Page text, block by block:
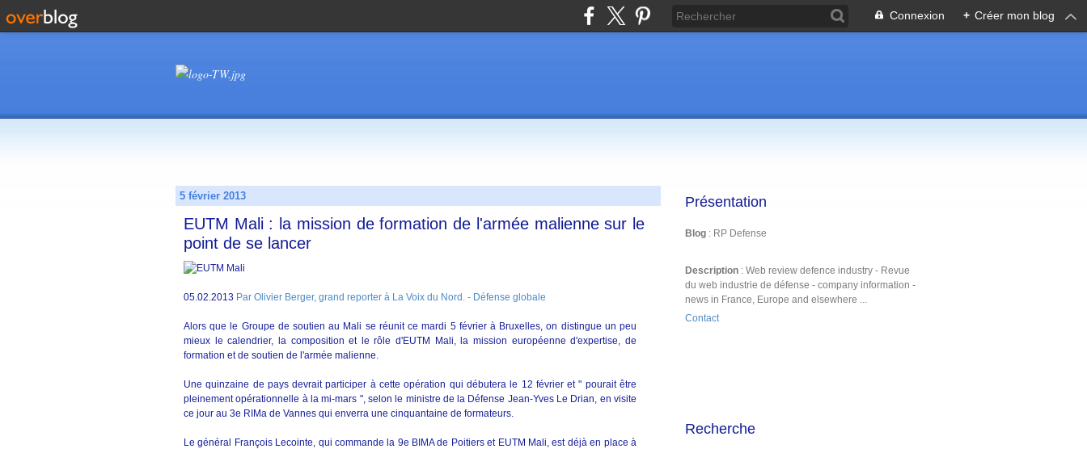
Connexion + Créer mon blog
5 février 2013
EUTM Mali : la mission de formation de l'armée malienne sur le
point de se lancer
05.02.2013 Par Olivier Berger, grand reporter à La Voix du Nord. - Défense globale
Alors que le Groupe de soutien au Mali se réunit ce mardi 5 février à Bruxelles, on distingue un peu
mieux le calendrier, la composition et le rôle d'EUTM Mali, la mission européenne d'expertise, de
formation et de soutien de l'armée malienne.
Une quinzaine de pays devrait participer à cette opération qui débutera le 12 février et " pourait être
pleinement opérationnelle à la mi-mars ", selon le ministre de la Défense Jean-Yves Le Drian, en visite
ce jour au 3e RIMa de Vannes qui enverra une cinquantaine de formateurs.
Le général François Lecointe, qui commande la 9e BIMA de Poitiers et EUTM Mali, est déjà en place à
Présentation
Blog : RP Defense
Description : Web review defence industry - Revue
du web industrie de défense - company information -
news in France, Europe and elsewhere ...
Contact
Recherche